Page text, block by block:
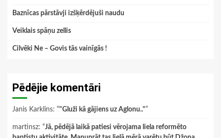
Baznīcas pārstāvji izšķērdējuši naudu
Veiklais spāņu zellis
Cilvēki Ne – Govis tās vainīgās !
Pēdējie komentāri
Janis Karklins: “"Gluži kā gājiens uz Aglonu.."”
martinsz: “Jā, pēdējā laikā patiesi vērojama liela reformēto